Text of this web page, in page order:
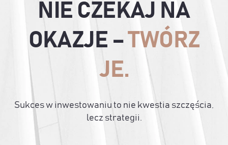
NIE CZEKAJ NA
OKAZJE –TWÓRZ
JE.
Sukces w inwestowaniu to nie kwestia szczęścia,
lecz strategii.